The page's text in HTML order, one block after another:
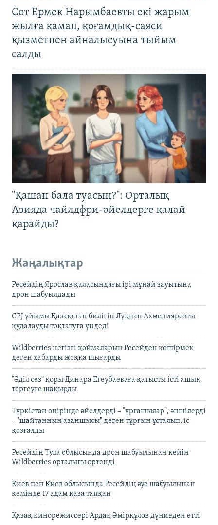
Сот Ермек Нарымбаевты екі жарым
жылға қамап, қоғамдық-саяси
қызметпен айналысуына тыйым
салды
"Қашан бала туасың?": Орталық
Азияда чайлдфри-әйелдерге қалай
қарайды?
Жаңалықтар
Ресейдің Ярослав қаласындағы ірі мұнай зауытына
дрон шабуылдады
CPJ ұйымы Қазақстан билігін Лұқпан Ахмедияровты
қудалауды тоқтатуға үндеді
Wildberries негізгі қоймаларын Ресейден көшірмек
деген хабарды жоққа шығарды
"Әділ сөз" қоры Динара Егеубаеваға қатысты істі ашық
тергеуге шақырды
Түркістан өңірінде әйелдерді – "ұрғашылар", әншілерді
– "шайтанның азаншысы" деген тұрғын ұсталып, іс
қозғалды
Ресейдің Тула облысында дрон шабуылынан кейін
Wildberries орталығы өртенді
Киев пен Киев облысында Ресейдің әуе шабуылынан
кемінде 17 адам қаза тапқан
Қазақ кинорежиссері Ардақ Әмірқұлов дүниеден өтті